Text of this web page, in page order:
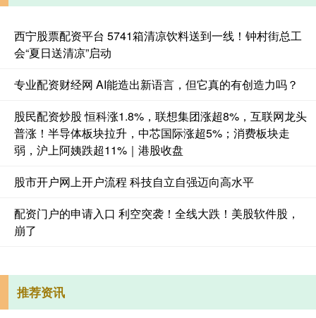
西宁股票配资平台 5741箱清凉饮料送到一线！钟村街总工
会“夏日送清凉”启动
专业配资财经网 AI能造出新语言，但它真的有创造力吗？
股民配资炒股 恒科涨1.8%，联想集团涨超8%，互联网龙头
普涨！半导体板块拉升，中芯国际涨超5%；消费板块走
弱，沪上阿姨跌超11%｜港股收盘
股市开户网上开户流程 科技自立自强迈向高水平
配资门户的申请入口 利空突袭！全线大跌！美股软件股，
崩了
推荐资讯